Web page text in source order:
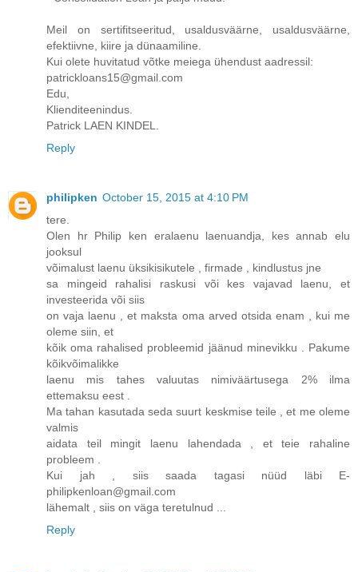
Meil on sertifitseeritud, usaldusväärne, usaldusväärne,
efektiivne, kiire ja dünaamiline.
Kui olete huvitatud võtke meiega ühendust aadressil:
patrickloans15@gmail.com
Edu,
Klienditeenindus.
Patrick LAEN KINDEL.
Reply
philipken October 15, 2015 at 4:10 PM
tere.
Olen hr Philip ken eralaenu laenuandja, kes annab elu
jooksul
võimalust laenu üksikisikutele , firmade , kindlustus jne
sa mingeid rahalisi raskusi või kes vajavad laenu, et
investeerida või siis
on vaja laenu , et maksta oma arved otsida enam , kui me
oleme siin, et
kõik oma rahalised probleemid jäänud minevikku . Pakume
kõikvõimalikke
laenu mis tahes valuutas nimiväärtusega 2% ilma
ettemaksu eest .
Ma tahan kasutada seda suurt keskmise teile , et me oleme
valmis
aidata teil mingit laenu lahendada , et teie rahaline
probleem .
Kui jah , siis saada tagasi nüüd läbi E-
philipkenloan@gmail.com
lähemalt , siis on väga teretulnud ...
Reply